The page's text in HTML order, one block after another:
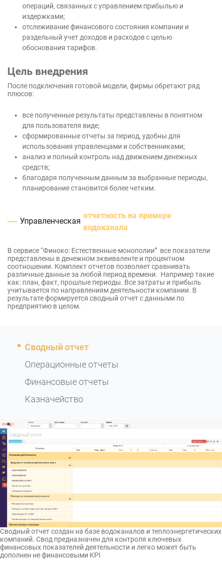
операций, связанных с управлением прибылью и
издержками;
отслеживание финансового состояния компании и
раздельный учет доходов и расходов с целью
обоснования тарифов.
Цель внедрения
После подключения готовой модели, фирмы обретают ряд
плюсов:
все полученные результаты представлены в понятном
для пользователя виде;
сформированные отчеты за период, удобны для
использования управленцами и собственниками;
анализ и полный контроль над движением денежных
средств;
благодаря полученным данным за выбранные периоды,
планирование становится более четким.
Управленческая
отчетность на примере
водоканала
В сервисе “Финоко: Естественные монополии” все показатели
представлены в денежном эквиваленте и процентном
соотношении. Комплект отчетов позволяет сравнивать
различные данные за любой период времени. Например такие
как: план, факт, прошлые периоды. Все затраты и прибыль
учитывается по направлениям деятельности компании. В
результате формируется сводный отчет с данными по
предприятию в целом.
Сводный отчет
Операционные отчеты
Финансовые отчеты
Казначейство
Сводный отчет создан на базе водоканалов и теплоэнергетических
компаний. Свод предназначен для контроля ключевых
финансовых показателей деятельности и легко может быть
дополнен не финансовыми KPI